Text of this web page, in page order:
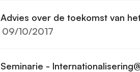
Advies over de toekomst van
09/10/2017
Seminarie -